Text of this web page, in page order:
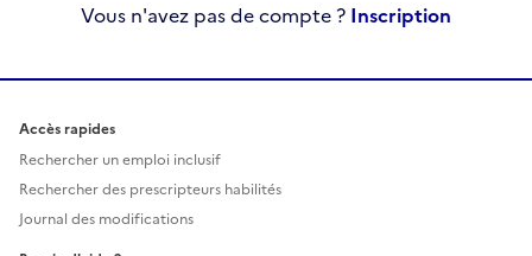
Vous n'avez pas de compte ? Inscription
Accès rapides
Rechercher un emploi inclusif
Rechercher des prescripteurs habilités
Journal des modifications